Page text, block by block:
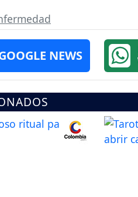
NEWS